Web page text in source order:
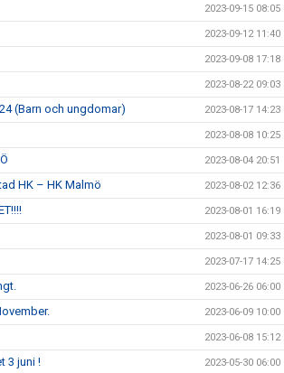
2023-09-15 08:05
2023-09-12 11:40
2023-09-08 17:18
2023-08-22 09:03
(Barn och ungdomar) 2023-08-17 14:23
2023-08-08 10:25
2023-08-04 20:51
HK – HK Malmö 2023-08-02 12:36
2023-08-01 16:19
2023-08-01 09:33
2023-07-17 14:25
2023-06-26 06:00
2023-06-09 10:00
2023-06-08 15:12
3 juni ! 2023-05-30 06:00